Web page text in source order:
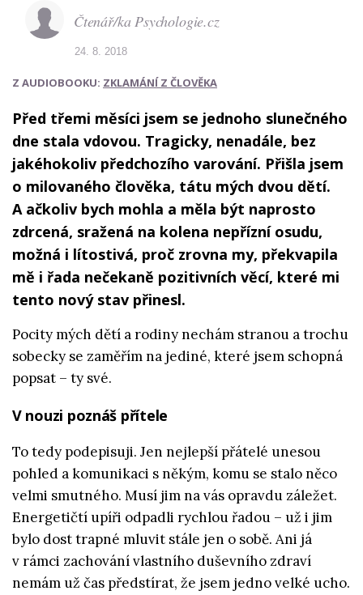
Z AUDIOBOOKU: ZKLAMÁNÍ Z ČLOVĚKA
Před třemi měsíci jsem se jednoho slunečného
dne stala vdovou. Tragicky, nenadále, bez
jakéhokoliv předchozího varování. Přišla jsem
o milovaného člověka, tátu mých dvou dětí.
A ačkoliv bych mohla a měla být naprosto
zdrcená, sražená na kolena nepřízní osudu,
možná i lítostivá, proč zrovna my, překvapila
mě i řada nečekaně pozitivních věcí, které mi
tento nový stav přinesl.
Pocity mých dětí a rodiny nechám stranou a trochu
sobecky se zaměřím na jediné, které jsem schopná
popsat – ty své.
V nouzi poznáš přítele
To tedy podepisuji. Jen nejlepší přátelé unesou
pohled a komunikaci s někým, komu se stalo něco
velmi smutného. Musí jim na vás opravdu záležet.
Energetičtí upíři odpadli rychlou řadou – už i jim
bylo dost trapné mluvit stále jen o sobě. Ani já
v rámci zachování vlastního duševního zdraví
nemám už čas předstírat, že jsem jedno velké ucho.
Čtenář/ka Psychologie.cz
24. 8. 2018